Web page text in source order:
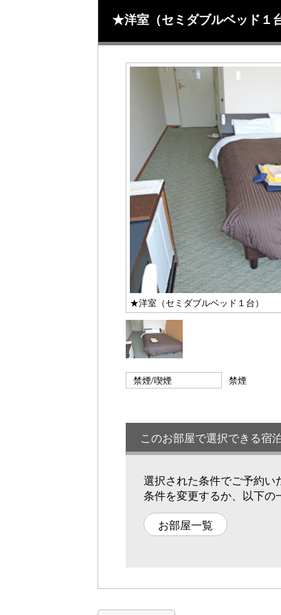
★洋室（セミダブルベッド１台
★洋室（セミダブルベッド１台）
禁煙/喫煙 禁煙
このお部屋で選択できる宿
選択された条件でご予約い
条件を変更するか、以下の
お部屋一覧